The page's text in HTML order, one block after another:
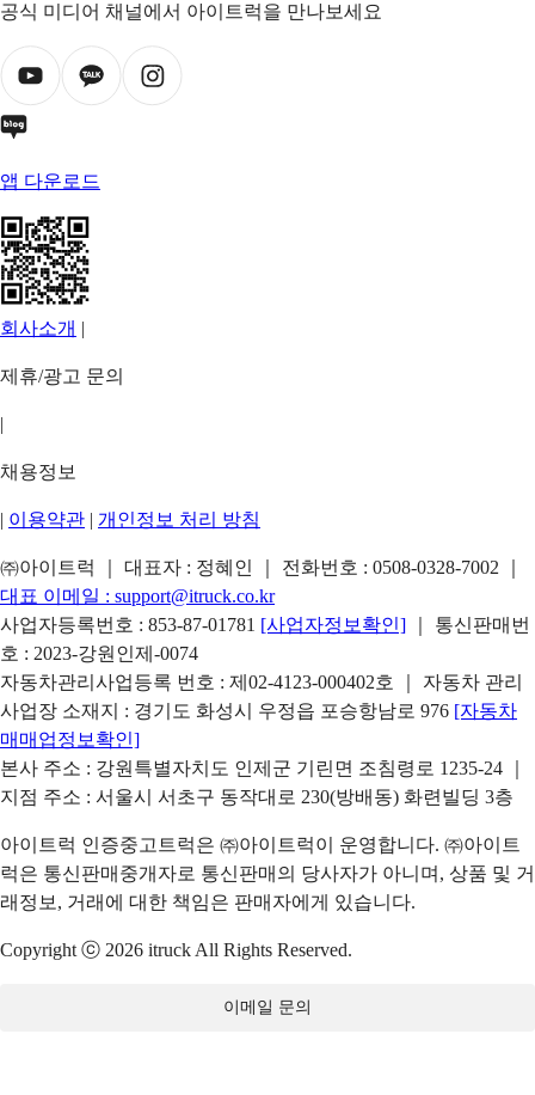
공식 미디어 채널에서 아이트럭을 만나보세요
앱 다운로드
회사소개 |
제휴/광고 문의
|
채용정보
| 이용약관 | 개인정보 처리 방침
㈜아이트럭 ｜ 대표자 : 정혜인 ｜ 전화번호 : 0508-0328-7002
대표 이메일 : support@itruck.co.kr
사업자등록번호 : 853-87-01781 [사업자정보확인]
｜ 통신판매번
호 : 2023-강원인제-0074
자동차관리사업등록 번호 : 제02-4123-000402호 ｜ 자동차 관리
사업장 소재지 : 경기도 화성시 우정읍 포승항남로 976 [자동차
매매업정보확인]
본사 주소 : 강원특별자치도 인제군 기린면 조침령로 1235-24 ｜
지점 주소 : 서울시 서초구 동작대로 230(방배동) 화련빌딩 3층
아이트럭 인증중고트럭은 ㈜아이트럭이 운영합니다. ㈜아이트
럭은 통신판매중개자로 통신판매의 당사자가 아니며, 상품 및 거
래정보, 거래에 대한 책임은 판매자에게 있습니다.
Copyright ⓒ 2026 itruck All Rights Reserved.
이메일 문의